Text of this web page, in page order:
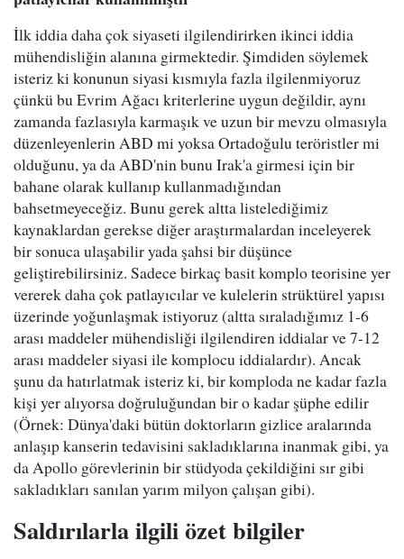
İlk iddia daha çok siyaseti ilgilendirirken ikinci iddia
mühendisliğin alanına girmektedir. Şimdiden söylemek
isteriz ki konunun siyasi kısmıyla fazla ilgilenmiyoruz
çünkü bu Evrim Ağacı kriterlerine uygun değildir, aynı
zamanda fazlasıyla karmaşık ve uzun bir mevzu olmasıyla
düzenleyenlerin ABD mi yoksa Ortadoğulu teröristler mi
olduğunu, ya da ABD'nin bunu Irak'a girmesi için bir
bahane olarak kullanıp kullanmadığından
bahsetmeyeceğiz. Bunu gerek altta listelediğimiz
kaynaklardan gerekse diğer araştırmalardan inceleyerek
bir sonuca ulaşabilir yada şahsi bir düşünce
geliştirebilirsiniz. Sadece birkaç basit komplo teorisine yer
vererek daha çok patlayıcılar ve kulelerin strüktürel yapısı
üzerinde yoğunlaşmak istiyoruz (altta sıraladığımız 1-6
arası maddeler mühendisliği ilgilendiren iddialar ve 7-12
arası maddeler siyasi ile komplocu iddialardır). Ancak
şunu da hatırlatmak isteriz ki, bir komploda ne kadar fazla
kişi yer alıyorsa doğruluğundan bir o kadar şüphe edilir
(Örnek: Dünya'daki bütün doktorların gizlice aralarında
anlaşıp kanserin tedavisini sakladıklarına inanmak gibi, ya
da Apollo görevlerinin bir stüdyoda çekildiğini sır gibi
sakladıkları sanılan yarım milyon çalışan gibi).
Saldırılarla ilgili özet bilgiler